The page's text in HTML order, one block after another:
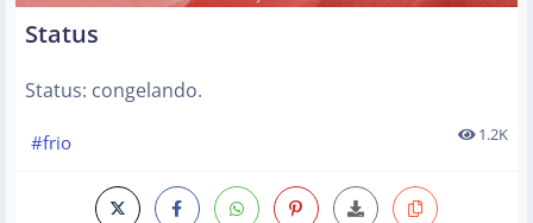
Status
Status: congelando.
#frio 1.2K